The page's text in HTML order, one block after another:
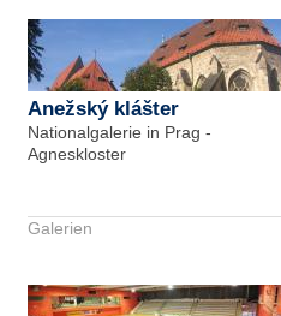
Anežský klášter
Nationalgalerie in Prag -
Agneskloster
Galerien